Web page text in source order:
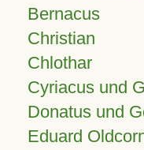
Bernacus
Christian
Chlothar
Cyriacus und
Donatus und
Eduard